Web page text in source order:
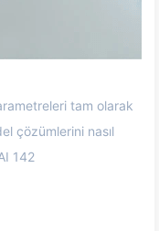
tam olarak
çözümlerini nasıl
142